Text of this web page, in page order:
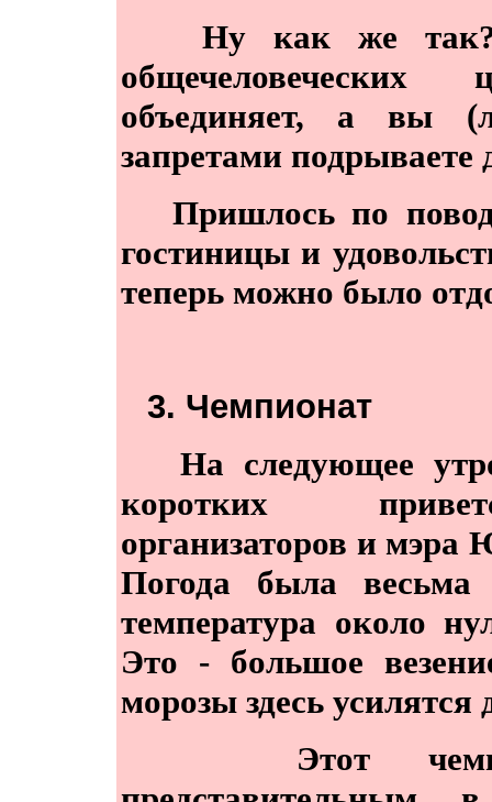
Ну как же так?!
объединяет, а вы
запретами подрываете
Пришлось по
гостиницы и
теперь можно было
3. Чемпионат
На следующее утро
коротких
организаторов и
Погода была
температура около
Это - большое
морозы здесь усилятся
Этот